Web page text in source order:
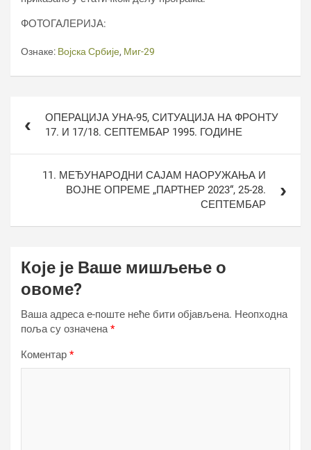
ФОТОГАЛЕРИЈА:
Ознаке: Војска Србије, Миг-29
чланкаОПЕРАЦИЈА УНА-95, СИТУАЦИЈА НА ФРОНТУ
17. И 17/18. СЕПТЕМБАР 1995. ГОДИНЕ
11. МЕЂУНАРОДНИ САЈАМ НАОРУЖАЊА И
ВОЈНЕ ОПРЕМЕ „ПАРТНЕР 2023“, 25-28.
СЕПТЕМБАР
Које је Ваше мишљење о
овоме?
Ваша адреса е-поште неће бити објављена. Неопходна
поља су означена*
Коментар *